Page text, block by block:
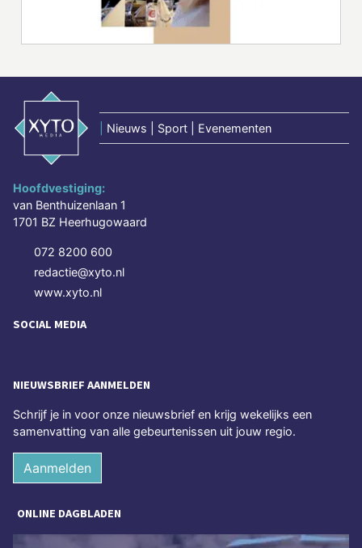
Nieuws | Sport | Evenementen
Hoofdvestiging:
van Benthuizenlaan 1
1701 BZ Heerhugowaard
072 8200 600
redactie@xyto.nl
www.xyto.nl
SOCIAL MEDIA
NIEUWSBRIEF AANMELDEN
Schrijf je in voor onze nieuwsbrief en krijg wekelijks een
samenvatting van alle gebeurtenissen uit jouw regio.
Aanmelden
ONLINE DAGBLADEN